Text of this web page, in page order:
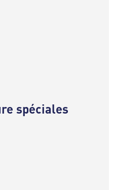
spéciales